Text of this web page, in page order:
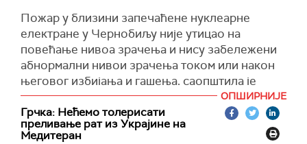
Пожар у близини запечаћене нуклеарне
електране у Чернобиљу није утицао на
повећање нивоа зрачења и нису забележени
абнормални нивои зрачења током или након
његовог избијања и гашења, саопштила је
данас Међународна агенција за атомску
енергију (ИАЕА).
Раније је објављено да у зони око
ОПШИРНИЈЕ
Грчка: Нећемо толерисати
преливање рат из Украјине на
Медитеран